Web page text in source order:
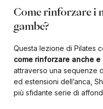
Come rinforzare i
gambe?
Questa lezione di Pilates
come rinforzare anche e
attraverso una sequenze
ed estensioni dell’anca,
più sfidante serie di